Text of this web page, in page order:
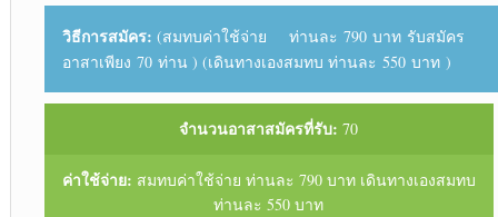
วิธีการสมัคร: (สมทบค่าใช้จ่าย ท่านละ 790 บาท รับสมัคร
อาสาเพียง 70 ท่าน ) (เดินทางเองสมทบ ท่านละ 550 บาท )
จำนวนอาสาสมัครที่รับ: 70
ค่าใช้จ่าย: สมทบค่าใช้จ่าย ท่านละ 790 บาท เดินทางเองสมทบ
ท่านละ 550 บาท